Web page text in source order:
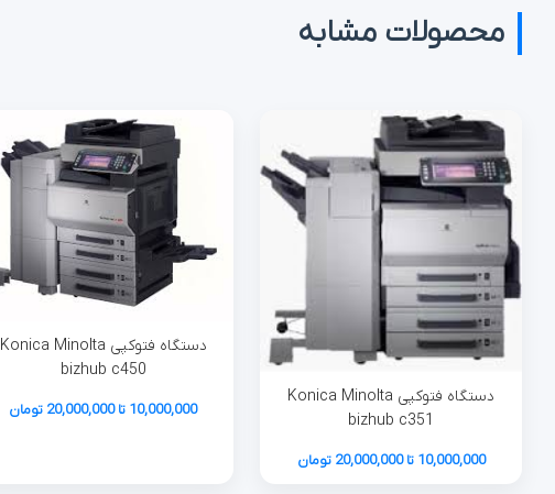
محصولات مشابه
دستگاه فتوکپی Konica Minolta
bizhub c351
10,000,000 تا 20,000,000 تومان
دستگاه فتوکپی Konica Minolta
bizhub c450
10,000,000 تا 20,000,000 تومان